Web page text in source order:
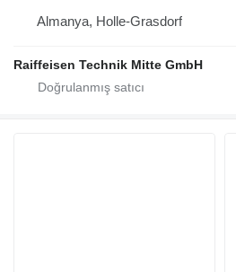
Almanya, Holle-Grasdorf
Raiffeisen Technik Mitte GmbH